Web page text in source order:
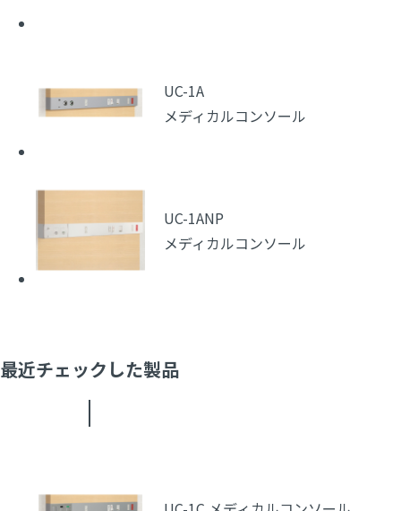
UC-1A
メディカルコンソール
UC-1ANP
メディカルコンソール
最近チェックした製品